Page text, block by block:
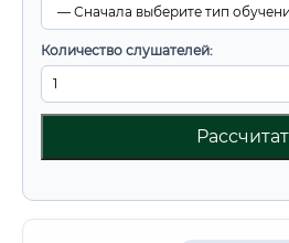
Количество слушателей: